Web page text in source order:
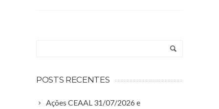
POSTS RECENTES
Ações CEAAL 31/07/2026 e